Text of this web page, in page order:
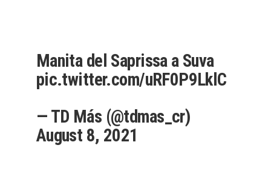
Manita del Saprissa a Suva
pic.twitter.com/uRF0P9LklC
— TD Más (@tdmas_cr)
August 8, 2021